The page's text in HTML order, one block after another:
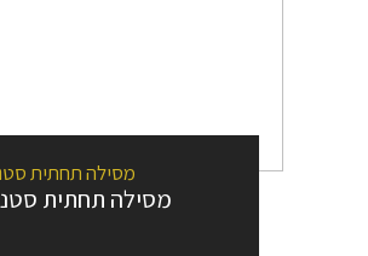
מסילה תחתית
מסילה תחתית